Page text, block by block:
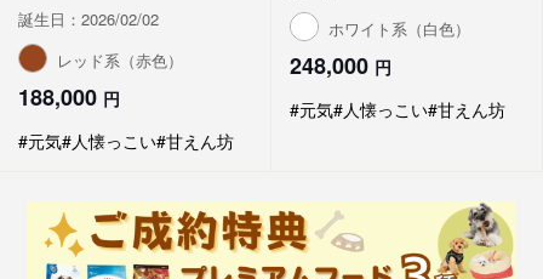
誕生日：2026/02/02
レッド系（赤色）
188,000 円
#元気#人懐っこい#甘えん坊
ホワイト系（白色）
248,000 円
#元気#人懐っこい#甘えん坊